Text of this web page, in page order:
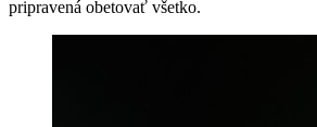
pripravená obetovať všetko.